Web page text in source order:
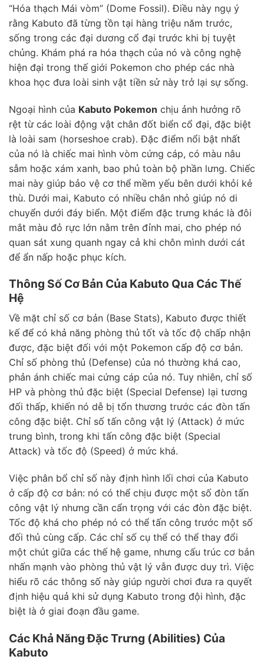
“Hóa thạch Mái vòm” (Dome Fossil). Điều này ngụ ý
rằng Kabuto đã từng tồn tại hàng triệu năm trước,
sống trong các đại dương cổ đại trước khi bị tuyệt
chủng. Khám phá ra hóa thạch của nó và công nghệ
hiện đại trong thế giới Pokemon cho phép các nhà
khoa học đưa loài sinh vật tiền sử này trở lại sự sống.
Ngoại hình của Kabuto Pokemon chịu ảnh hưởng rõ
rệt từ các loài động vật chân đốt biển cổ đại, đặc biệt
là loài sam (horseshoe crab). Đặc điểm nổi bật nhất
của nó là chiếc mai hình vòm cứng cáp, có màu nâu
sẫm hoặc xám xanh, bao phủ toàn bộ phần lưng. Chiếc
mai này giúp bảo vệ cơ thể mềm yếu bên dưới khỏi kẻ
thù. Dưới mai, Kabuto có nhiều chân nhỏ giúp nó di
chuyển dưới đáy biển. Một điểm đặc trưng khác là đôi
mắt màu đỏ rực lớn nằm trên đỉnh mai, cho phép nó
quan sát xung quanh ngay cả khi chôn mình dưới cát
để ẩn nấp hoặc phục kích.
Thông Số Cơ Bản Của Kabuto Qua Các Thế
Hệ
Về mặt chỉ số cơ bản (Base Stats), Kabuto được thiết
kế để có khả năng phòng thủ tốt và tốc độ chấp nhận
được, đặc biệt đối với một Pokemon cấp độ cơ bản.
Chỉ số phòng thủ (Defense) của nó thường khá cao,
phản ánh chiếc mai cứng cáp của nó. Tuy nhiên, chỉ số
HP và phòng thủ đặc biệt (Special Defense) lại tương
đối thấp, khiến nó dễ bị tổn thương trước các đòn tấn
công đặc biệt. Chỉ số tấn công vật lý (Attack) ở mức
trung bình, trong khi tấn công đặc biệt (Special
Attack) và tốc độ (Speed) ở mức khá.
Việc phân bổ chỉ số này định hình lối chơi của Kabuto
ở cấp độ cơ bản: nó có thể chịu được một số đòn tấn
công vật lý nhưng cần cẩn trọng với các đòn đặc biệt.
Tốc độ khá cho phép nó có thể tấn công trước một số
đối thủ cùng cấp. Các chỉ số cụ thể có thể thay đổi
một chút giữa các thế hệ game, nhưng cấu trúc cơ bản
nhấn mạnh vào phòng thủ vật lý vẫn được duy trì. Việc
hiểu rõ các thông số này giúp người chơi đưa ra quyết
định hiệu quả khi sử dụng Kabuto trong đội hình, đặc
biệt là ở giai đoạn đầu game.
Các Khả Năng Đặc Trưng (Abilities) Của
Kabuto